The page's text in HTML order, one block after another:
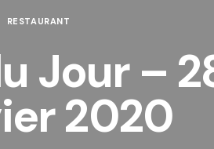
RESTAURANT
Jour –
2020